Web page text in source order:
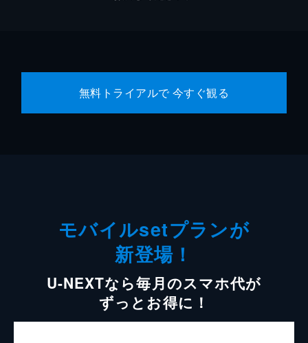
無料トライアルで 今すぐ観る
モバイルsetプランが
新登場！
U-NEXTなら毎月のスマホ代が
ずっとお得に！